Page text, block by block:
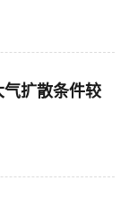
扩散条件较